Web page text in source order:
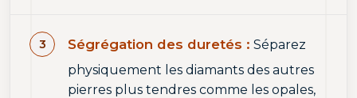
Ségrégation des duretés : Séparez
physiquement les diamants des autres
pierres plus tendres comme les opales,